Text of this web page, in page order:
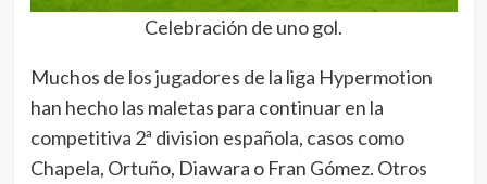
Celebración de uno gol.
Muchos de los jugadores de la liga Hypermotion
han hecho las maletas para continuar en la
competitiva 2ª division española, casos como
Chapela, Ortuño, Diawara o Fran Gómez. Otros